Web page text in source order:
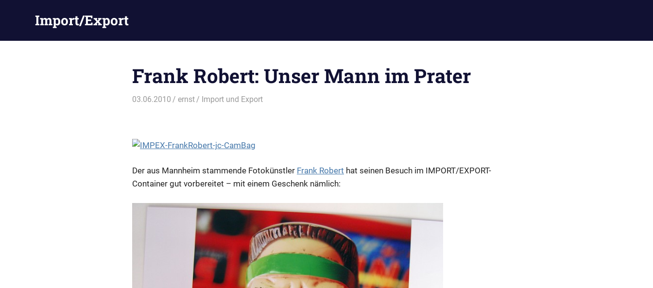
Import/Export
Frank Robert: Unser Mann im Prater
03.06.2010 ernst Import und Export
Der aus Mannheim stammende Fotokünstler Frank Robert hat seinen Besuch im IMPORT/EXPORT-
Container gut vorbereitet – mit einem Geschenk nämlich: